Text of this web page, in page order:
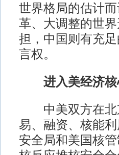
世界格局的估计
革、大调整的世
担，中国则有充
言权。
进入美经济
中美双方在北
易、融资、核能
安全局和美国核